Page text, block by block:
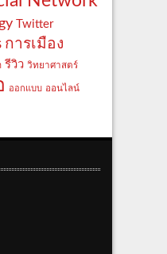
Twitter
การเมือง
รีวิว วิทยาศาสตร์
ออกแบบ ออนไลน์